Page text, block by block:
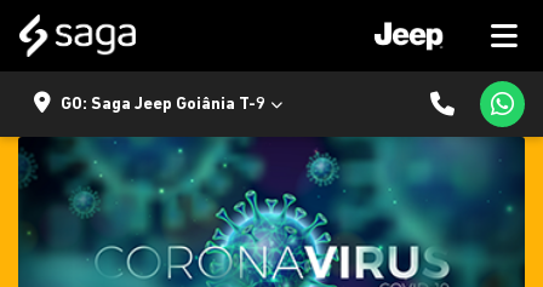
GO: Saga Jeep Goiânia T-9